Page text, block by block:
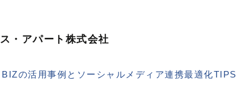
・アパート株式会社
の活用事例とソーシャルメディア連携最適化TIPS